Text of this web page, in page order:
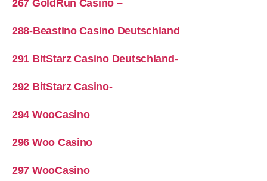
267 GoldRun Casino –
288-Beastino Casino Deutschland
291 BitStarz Casino Deutschland-
292 BitStarz Casino-
294 WooCasino
296 Woo Casino
297 WooCasino